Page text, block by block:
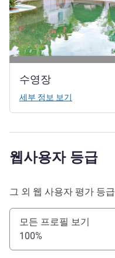
수영장
세부 정보 보기
웹사용자 등급
그 외 웹 사용자 평가 등급
모든 프로필 보기
100%